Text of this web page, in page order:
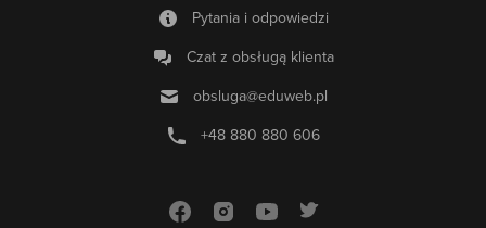
Pytania i odpowiedzi
Czat z obsługą klienta
obsluga@eduweb.pl
+48 880 880 606